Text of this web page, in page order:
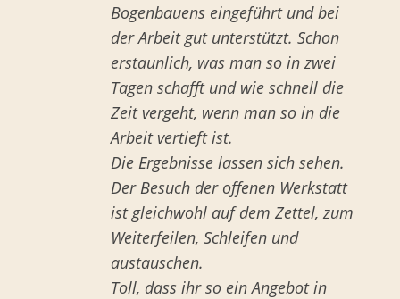
Bogenbauens eingeführt und bei
der Arbeit gut unterstützt. Schon
erstaunlich, was man so in zwei
Tagen schafft und wie schnell die
Zeit vergeht, wenn man so in die
Arbeit vertieft ist.
Die Ergebnisse lassen sich sehen.
Der Besuch der offenen Werkstatt
ist gleichwohl auf dem Zettel, zum
Weiterfeilen, Schleifen und
austauschen.
Toll, dass ihr so ein Angebot in